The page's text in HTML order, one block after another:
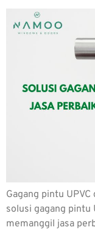
Gagang pintu
solusi gagang pintu
memanggil jasa